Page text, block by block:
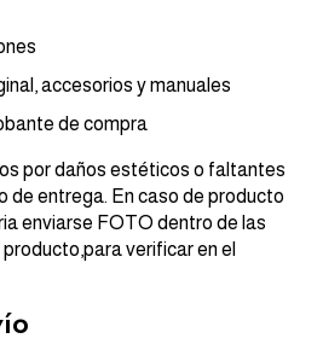
accesorios y manuales
de compra
por daños estéticos o faltantes
de entrega. En caso de producto
enviarse FOTO dentro de las
verificar en el